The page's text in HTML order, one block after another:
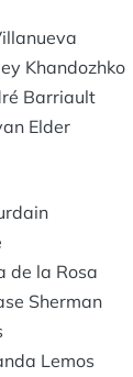
Khandozhko
Barriault
Elder
de la Rosa
Sherman
Lemos